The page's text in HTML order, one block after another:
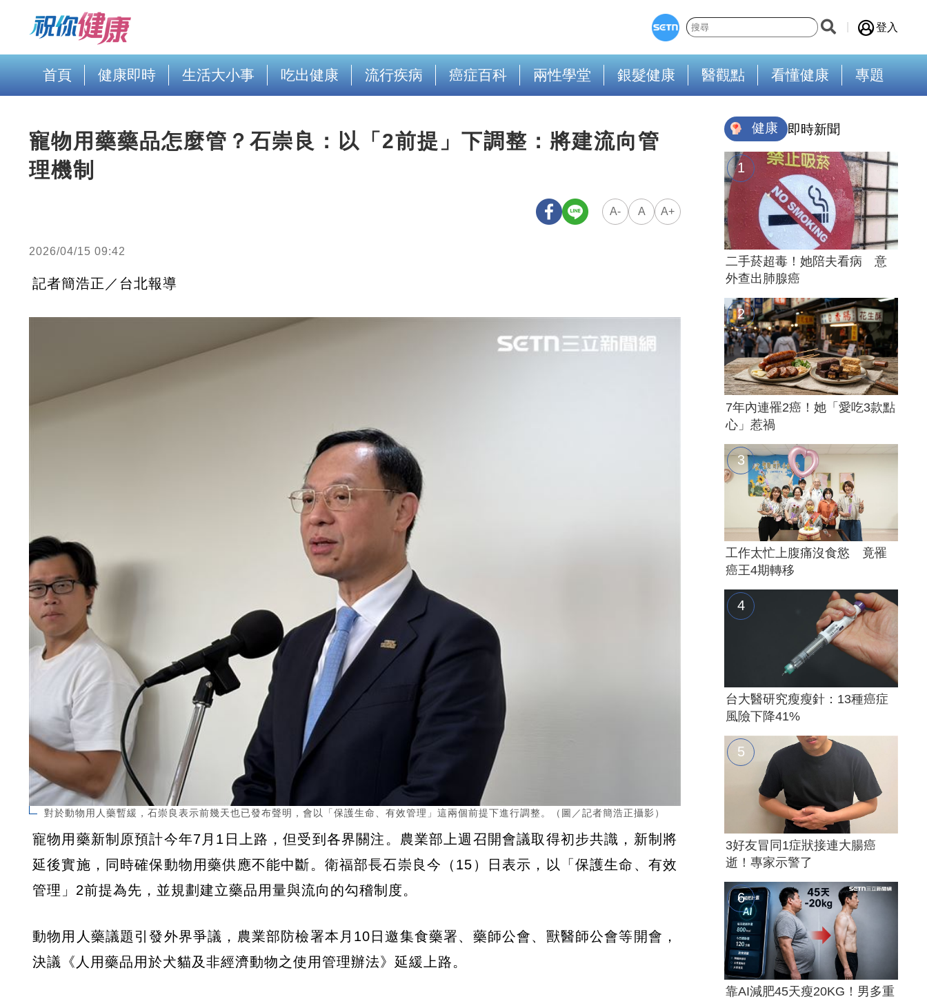
登入
首頁 健康即時 生活大小事 吃出健康 流行疾病 癌症百科 兩性學堂 銀髮健康 醫觀點 看懂健康 專題
寵物用藥藥品怎麼管？石崇良：以「2前提」下調整：將建流向管
理機制
A- A A+
2026/04/15 09:42
記者簡浩正／台北報導
對於動物用人藥暫緩，石崇良表示前幾天也已發布聲明，會以「保護生命、有效管理」這兩個前提下進行調整。（圖／記者簡浩正攝影）
寵物用藥新制原預計今年7月1日上路，但受到各界關注。農業部上週召開會議取得初步共識，新制將
延後實施，同時確保動物用藥供應不能中斷。衛福部長石崇良今（15）日表示，以「保護生命、有效
管理」2前提為先，並規劃建立藥品用量與流向的勾稽制度。
動物用人藥議題引發外界爭議，農業部防檢署本月10日邀集食藥署、藥師公會、獸醫師公會等開會，
決議《人用藥品用於犬貓及非經濟動物之使用管理辦法》延緩上路。
健康 即時新聞
二手菸超毒！她陪夫看病 意
外查出肺腺癌
7年內連罹2癌！她「愛吃3款點
心」惹禍
工作太忙上腹痛沒食慾 竟罹
癌王4期轉移
台大醫研究瘦瘦針：13種癌症
風險下降41%
3好友冒同1症狀接連大腸癌
逝！專家示警了
靠AI減肥45天瘦20KG！男多重